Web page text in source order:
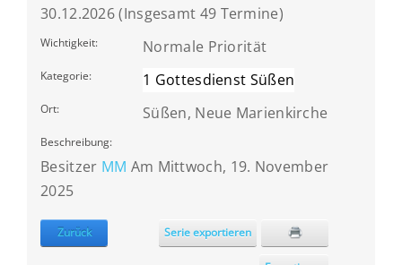
30.12.2026 (Insgesamt 49 Termine)
Wichtigkeit: Normale Priorität
Kategorie: 1 Gottesdienst Süßen
Ort: Süßen, Neue Marienkirche
Beschreibung:
Besitzer MM Am Mittwoch, 19. November
2025
Zurück Serie exportieren